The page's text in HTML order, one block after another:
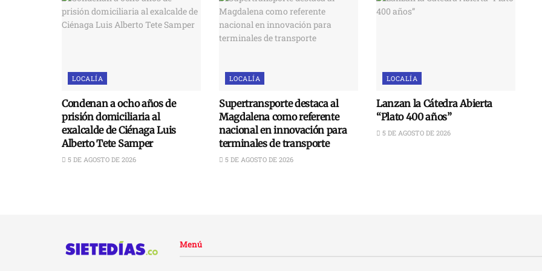
LOCALÍA
Condenan a ocho años de
prisión domiciliaria al
exalcalde de Ciénaga Luis
Alberto Tete Samper
5 DE AGOSTO DE 2026
LOCALÍA
Supertransporte destaca al
Magdalena como referente
nacional en innovación para
terminales de transporte
5 DE AGOSTO DE 2026
LOCALÍA
Lanzan la Cátedra Abierta
“Plato 400 años”
5 DE AGOSTO DE 2026
Menú